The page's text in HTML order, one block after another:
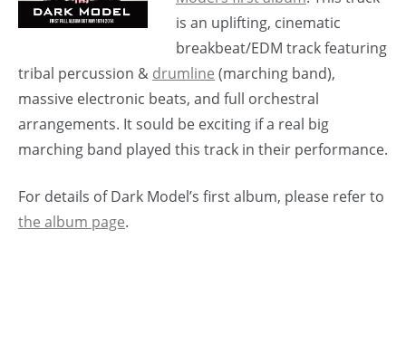
is an uplifting, cinematic
breakbeat/EDM track featuring
tribal percussion & drumline (marching band),
massive electronic beats, and full orchestral
arrangements. It sould be exciting if a real big
marching band played this track in their performance.
For details of Dark Model’s first album, please refer to
the album page.